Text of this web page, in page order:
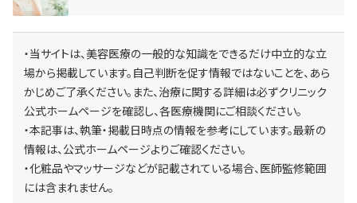
・当サイトは、美容医療の一般的な知識をできるだけ中立的な立
場から掲載しています。自己判断を促す情報ではないことを、あら
かじめご了承ください。また、治療に関する詳細は必ずクリニック
公式ホームページを確認し、各医療機関にご相談ください。
・本記事は、執筆・掲載日時点の情報を参考にしています。最新の
情報は、公式ホームページよりご確認ください。
・化粧品やマッサージなどが記載されている場合、医師監修範囲
には含まれません。